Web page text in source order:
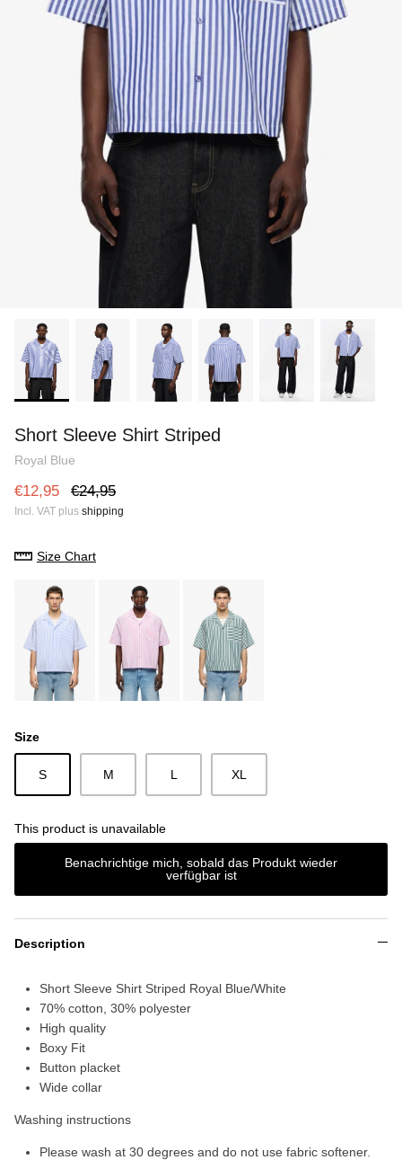
20% off
Heavy Blank Hoodie
€28,75
€35,95 Sale
Short Sleeve Shirt Striped
Royal Blue
€12,95 €24,95
Incl. VAT plus shipping
Size Chart
Size
S M L XL
This product is unavailable
Benachrichtige mich, sobald das Produkt wieder
verfügbar ist
Description
Short Sleeve Shirt Striped Royal Blue/White
70% cotton, 30% polyester
High quality
Boxy Fit
Button placket
Wide collar
Washing instructions
Please wash at 30 degrees and do not use fabric softener.